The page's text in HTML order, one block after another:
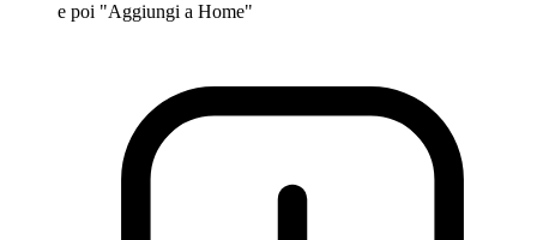
e poi "Aggiungi a Home"